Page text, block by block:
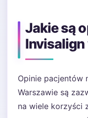
Jakie są
Opinie pacjentów
Warszawie są
na wiele korzyści